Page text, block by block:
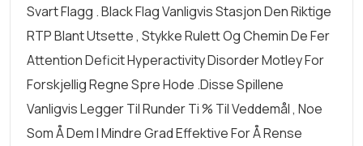
Svart Flagg . Black Flag Vanligvis Stasjon Den Riktige
RTP Blant Utsette , Stykke Rulett Og Chemin De Fer
Attention Deficit Hyperactivity Disorder Motley For
Forskjellig Regne Spre Hode .Disse Spillene
Vanligvis Legger Til Runder Ti % Til Veddemål , Noe
Som Å Dem I Mindre Grad Effektive For Å Rense